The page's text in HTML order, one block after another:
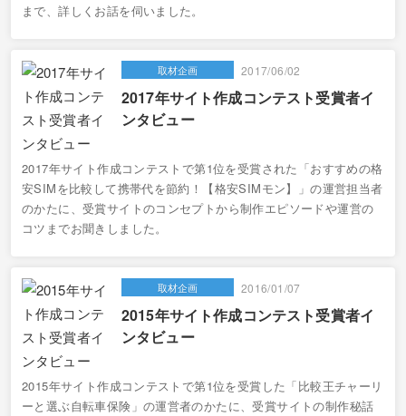
まで、詳しくお話を伺いました。
取材企画 2017/06/02
2017年サイト作成コンテスト受賞者イ
ンタビュー
2017年サイト作成コンテストで第1位を受賞された「おすすめの格
安SIMを比較して携帯代を節約！【格安SIMモン】」の運営担当者
のかたに、受賞サイトのコンセプトから制作エピソードや運営の
コツまでお聞きしました。
取材企画 2016/01/07
2015年サイト作成コンテスト受賞者イ
ンタビュー
2015年サイト作成コンテストで第1位を受賞した「比較王チャーリ
ーと選ぶ自転車保険」の運営者のかたに、受賞サイトの制作秘話